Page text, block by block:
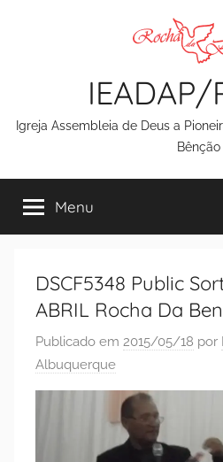
IEADAP/
Igreja Assembleia de Deus a
Bênção
Menu
DSCF5348 Public
ABRIL Rocha Da
Publicado em 2015/05/18 por
Albuquerque